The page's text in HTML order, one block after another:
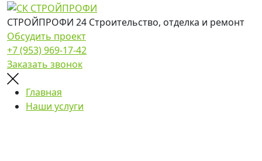
СТРОЙПРОФИ 24 Строительство, отделка и ремонт
Обсудить проект
+7 (953) 969-17-42
Заказать звонок
Главная
Наши услуги